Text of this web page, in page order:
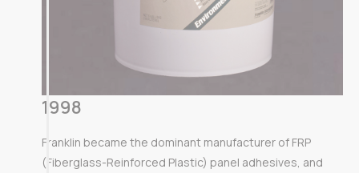
1998
Franklin became the dominant manufacturer of FRP
(Fiberglass-Reinforced Plastic) panel adhesives, and